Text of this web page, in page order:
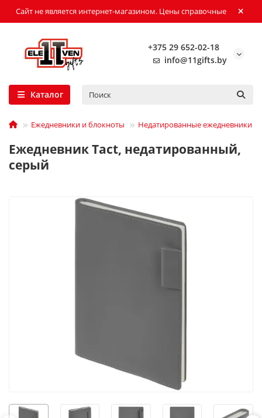
Сайт не является интернет-магазином. Цены справочные
+375 29 652-02-18
info@11gifts.by
Каталог
Ежедневники и блокноты Недатированные ежедневники
Ежедневник Tact, недатированный,
серый